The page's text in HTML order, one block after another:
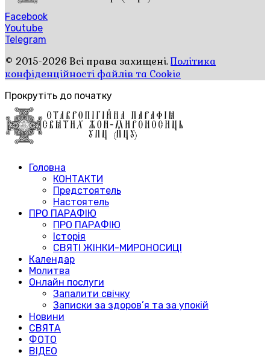
Facebook
Youtube
Telegram
© 2015-2026 Всі права захищені.Політика
конфіденційності файлів та Cookie
Прокрутіть до початку
Головна
КОНТАКТИ
Предстоятель
Настоятель
ПРО ПАРАФІЮ
ПРО ПАРАФІЮ
Історія
СВЯТІ ЖІНКИ-МИРОНОСИЦІ
Календар
Молитва
Онлайн послуги
Запалити свічку
Записки за здоров’я та за упокій
Новини
СВЯТА
ФОТО
ВІДЕО